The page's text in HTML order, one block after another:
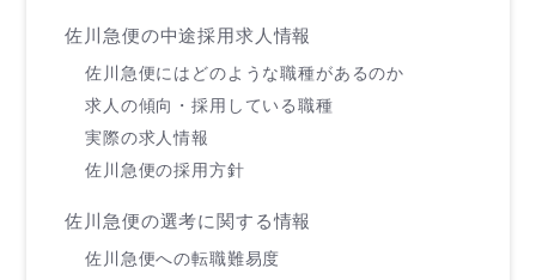
佐川急便の中途採用求人情報
佐川急便にはどのような職種があるのか
求人の傾向・採用している職種
実際の求人情報
佐川急便の採用方針
佐川急便の選考に関する情報
佐川急便への転職難易度